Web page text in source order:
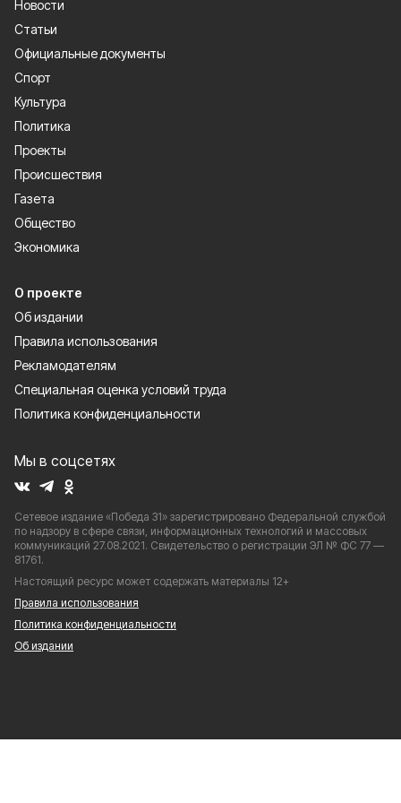
Новости
Статьи
Официальные документы
Спорт
Культура
Политика
Проекты
Происшествия
Газета
Общество
Экономика
О проекте
Об издании
Правила использования
Рекламодателям
Специальная оценка условий труда
Политика конфиденциальности
Мы в соцсетях
Сетевое издание «Победа 31» зарегистрировано Федеральной службой
по надзору в сфере связи, информационных технологий и массовых
коммуникаций 27.08.2021. Свидетельство о регистрации ЭЛ № ФС 77 —
81761.
Настоящий ресурс может содержать материалы 12+
Правила использования
Политика конфиденциальности
Об издании